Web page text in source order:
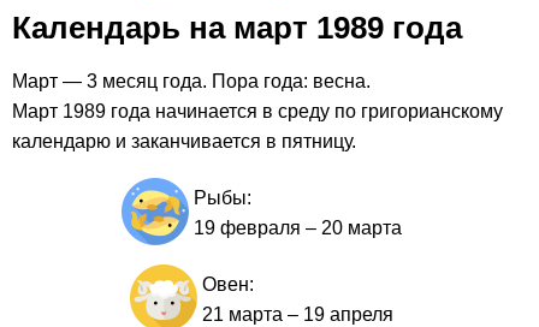
Календарь на март 1989 года
Март — 3 месяц года. Пора года: весна.
Март 1989 года начинается в среду по григорианскому
календарю и заканчивается в пятницу.
Рыбы:
19 февраля – 20 марта
Овен:
21 марта – 19 апреля